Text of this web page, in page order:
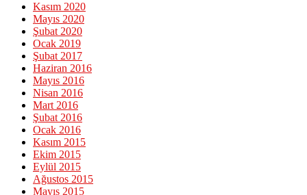
Kasım 2020
Mayıs 2020
Şubat 2020
Ocak 2019
Şubat 2017
Haziran 2016
Mayıs 2016
Nisan 2016
Mart 2016
Şubat 2016
Ocak 2016
Kasım 2015
Ekim 2015
Eylül 2015
Ağustos 2015
Mayıs 2015